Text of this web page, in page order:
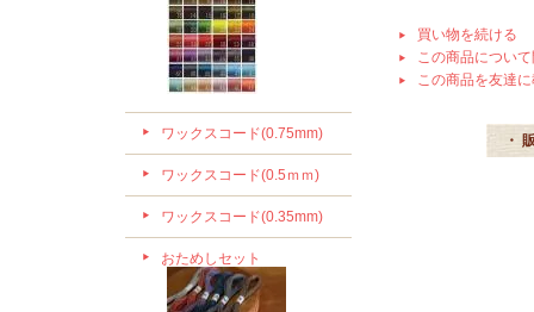
ワックスコード(0.75mm)
ワックスコード(0.5ｍｍ)
ワックスコード(0.35mm)
おためしセット
買い物を続ける
この商品につい
この商品を友達
・